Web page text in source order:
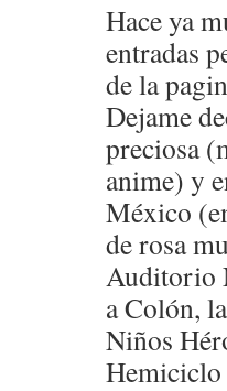
Hace ya
entradas
de la
Dejame
preciosa
anime) y
México
de rosa
Auditorio
a Colón,
Niños
Hemiciclo